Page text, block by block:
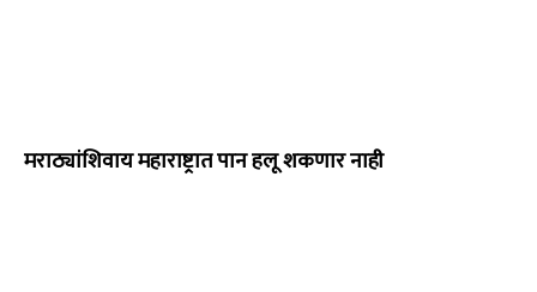
मराठ्यांशिवाय महाराष्ट्रात पान हलू शकणार नाही